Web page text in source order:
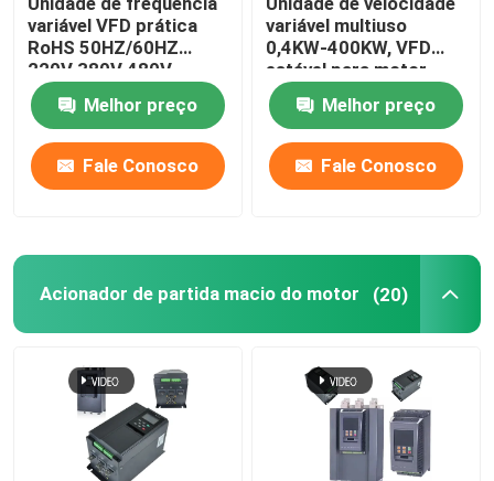
variável VFD prática
RoHS 50HZ/60HZ
220V 380V 480V
Melhor preço
Fale Conosco
variável multiuso
0,4KW-400KW, VFD
estável para motor
trifásico
Melhor preço
Fale Conosco
Acionador de partida macio do motor (20)